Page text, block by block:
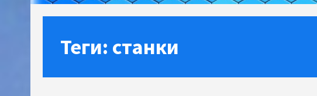
Теги: станки